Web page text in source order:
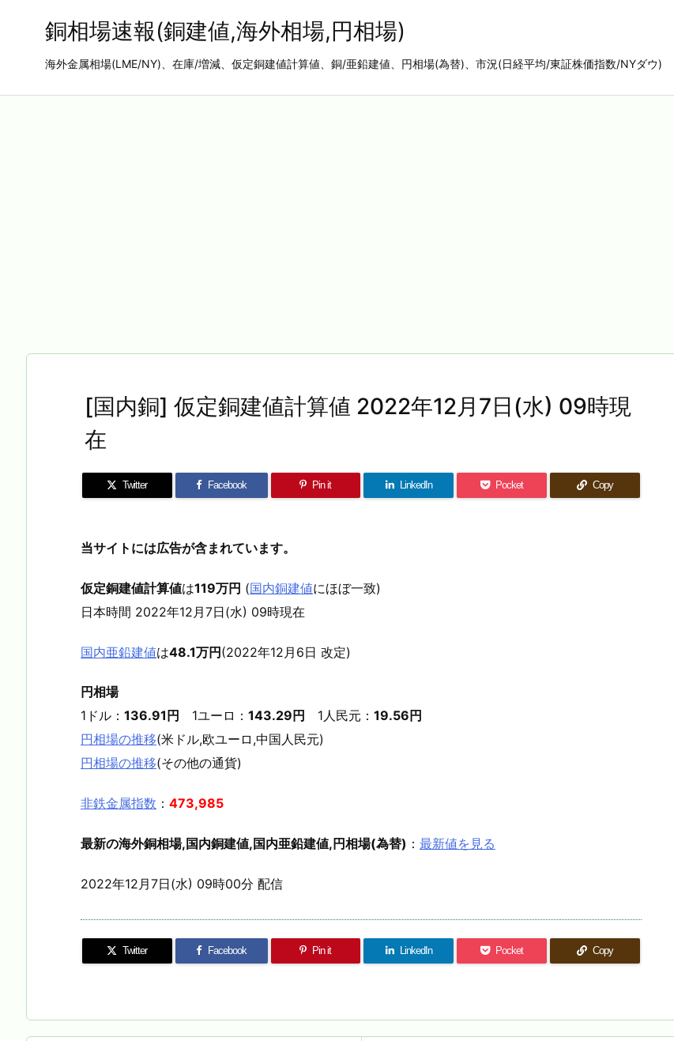
銅相場速報(銅建値,海外相場,円相場)
海外金属相場(LME/NY)、在庫/増減、仮定銅建値計算値、銅/亜鉛建値、円相場(為替)、市況(日経平均/東証株価指数/NYダウ)
[国内銅] 仮定銅建値計算値 2022年12月7日(水) 09時現
在
Twitter Facebook Pin it LinkedIn Pocket Copy
当サイトには広告が含まれています。
仮定銅建値計算値は119万円 (国内銅建値にほぼ一致)
日本時間 2022年12月7日(水) 09時現在
国内亜鉛建値は48.1万円(2022年12月6日 改定)
円相場
1ドル： 136.91円 1ユーロ： 143.29円 1人民元： 19.56円
円相場の推移(米ドル,欧ユーロ,中国人民元)
円相場の推移(その他の通貨)
非鉄金属指数 ： 473,985
最新の海外銅相場,国内銅建値,国内亜鉛建値,円相場(為替) ： 最新値を見る
2022年12月7日(水) 09時00分 配信
Twitter Facebook Pin it LinkedIn Pocket Copy